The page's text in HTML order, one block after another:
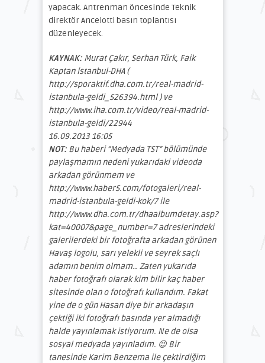
yapacak. Antrenman öncesinde Teknik
direktör Ancelotti basın toplantısı
düzenleyecek.
KAYNAK: Murat Çakır, Serhan Türk, Faik
Kaptan İstanbul-DHA (
http://sporaktif.dha.com.tr/real-madrid-
istanbula-geldi_526394.html ) ve
http://www.iha.com.tr/video/real-madrid-
istanbula-geldi/22944
16.09.2013 16:05
NOT:Bu haberi “Medyada TST” bölümünde
paylaşmamın nedeni yukarıdaki videoda
arkadan görünmem ve
http://www.haber5.com/fotogaleri/real-
madrid-istanbula-geldi-kok/7 ile
http://www.dha.com.tr/dhaalbumdetay.asp?
kat=40007&page_number=7 adreslerindeki
galerilerdeki bir fotoğrafta arkadan görünen
Havaş logolu, sarı yelekli ve seyrek saçlı
adamın benim olmam… Zaten yukarıda
haber fotoğrafı olarak kim bilir kaç haber
sitesinde olan o fotoğrafı kullandım. Fakat
yine de o gün Hasan diye bir arkadaşın
çektiği iki fotoğrafı basında yer almadığı
halde yayınlamak istiyorum. Ne de olsa
sosyal medyada yayınladım. 😉 Bir
tanesinde Karim Benzema ile çektirdiğim